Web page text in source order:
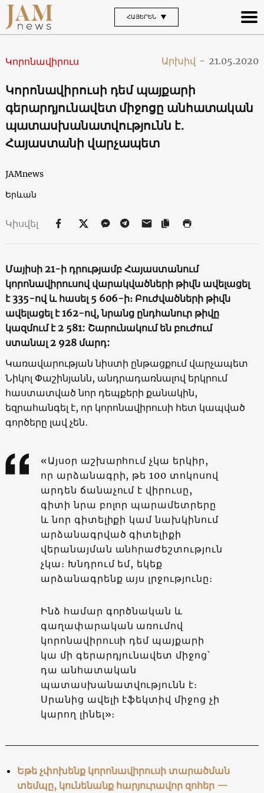
ՀԱՅԵՐԵՆ
Կորոնավիրուս Արխիվ - 21.05.2020
Կորոնավիրուսի դեմ պայքարի
գերարդյունավետ միջոցը անհատական
պատասխանատվությունն է․
Հայաստանի վարչապետ
JAMnews
Երևան
Կիսվել
Մայիսի 21-ի դրությամբ Հայաստանում
կորոնավիրուսով վարակվածների թիվն ավելացել
է 335-ով և հասել 5 606-ի։ Բուժվածների թիվն
ավելացել է 162-ով, նրանց ընդհանուր թիվը
կազմում է 2 581: Շարունակում են բուժում
ստանալ 2 928 մարդ:
Կառավարության նիստի ընթացքում վարչապետ
Նիկոլ Փաշինյանն, անդրադառնալով երկրում
հաստատված նոր դեպքերի քանակին,
եզրահանգել է, որ կորոնավիրուսի հետ կապված
գործերը լավ չեն․
«Այսօր աշխարհում չկա երկիր,
որ արձանագրի, թե 100 տոկոսով
արդեն ճանաչում է վիրուսը,
գիտի նրա բոլոր պարամետրերը
և նոր գիտելիքի կամ նախկինում
արձանագրված գիտելիքի
վերանայման անհրաժեշտություն
չկա։ Խնդրում եմ, եկեք
արձանագրենք այս լրջությունը։
Ինձ համար գործնական և
գաղափարական առումով
կորոնավիրուսի դեմ պայքարի
կա մի գերարդյունավետ միջոց՝
դա անհատական
պատասխանատվությունն է։
Սրանից ավելի էֆեկտիվ միջոց չի
կարող լինել»։
Եթե չփոխենք կորոնավիրուսի տարածման
տեմպը, կունենանք հարյուրավոր զոհեր —